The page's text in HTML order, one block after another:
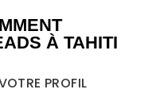
À TAHITI
PROFIL